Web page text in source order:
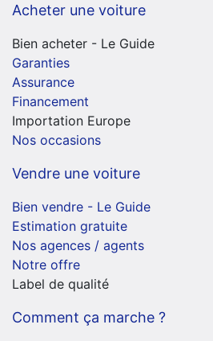
Acheter une voiture
Bien acheter - Le Guide
Garanties
Assurance
Financement
Importation Europe
Nos occasions
Vendre une voiture
Bien vendre - Le Guide
Estimation gratuite
Nos agences / agents
Notre offre
Label de qualité
Comment ça marche ?